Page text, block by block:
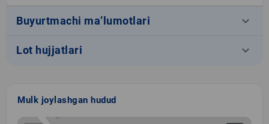
Buyurtmachi ma’lumotlari keyboard_arrow_down
Lot hujjatlari keyboard_arrow_down
Mulk joylashgan hudud